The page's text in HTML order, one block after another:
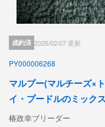
成約済 2026/02/07 更新
PY000006268
マルプー(マルチーズ×ト
イ・プードルのミック
椿政幸ブリーダー